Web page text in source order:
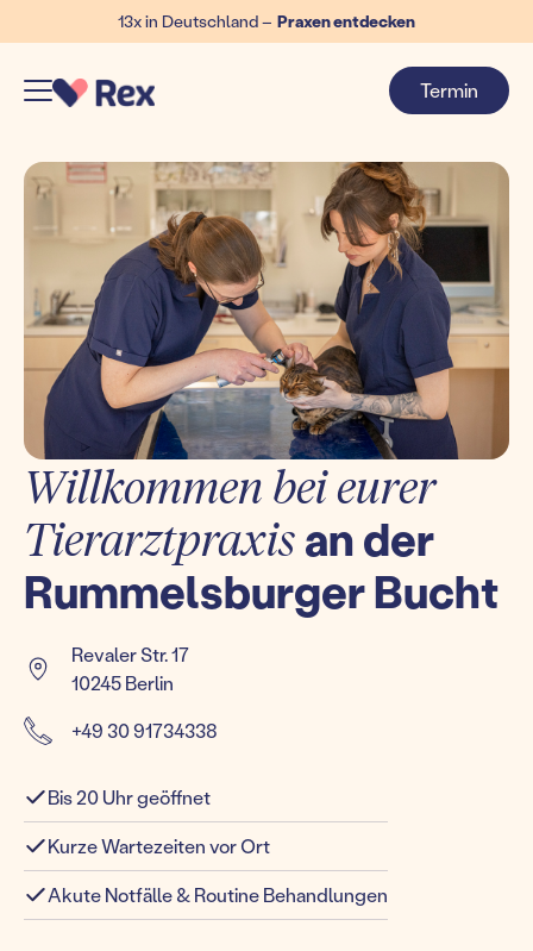
13x in Deutschland – Praxen entdecken
Termin
Willkommen bei eurer
Tierarztpraxisan der
Rummelsburger Bucht
Revaler Str. 17
10245 Berlin
+49 30 91734338
Bis 20 Uhr geöffnet
Kurze Wartezeiten vor Ort
Akute Notfälle & Routine Behandlungen